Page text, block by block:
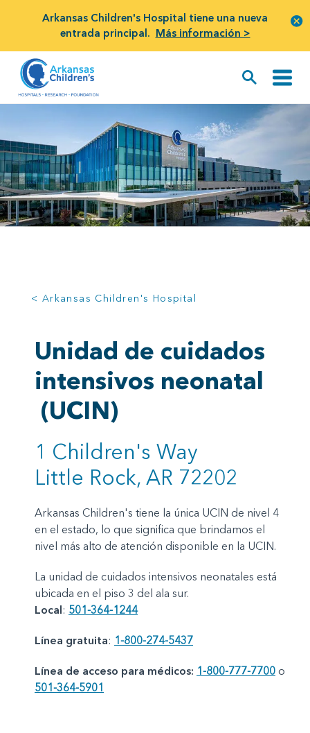
Arkansas Children's Hospital tiene una nueva
entrada principal. Más información >
< Arkansas Children's Hospital
Unidad de cuidados
intensivos neonatal
(UCIN)
1 Children's Way
Little Rock, AR 72202
Arkansas Children's tiene la única UCIN de nivel 4
en el estado, lo que significa que brindamos el
nivel más alto de atención disponible en la UCIN.
La unidad de cuidados intensivos neonatales está
ubicada en el piso 3 del ala sur.
Local: 501-364-1244
Línea gratuita: 1-800-274-5437
Línea de acceso para médicos: 1-800-777-7700 o
501-364-5901